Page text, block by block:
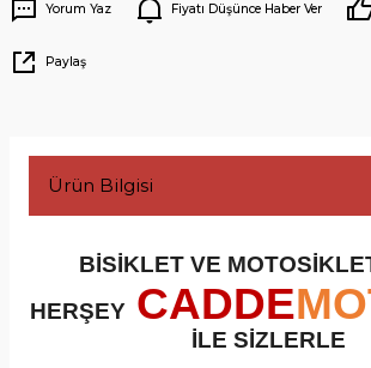
Yorum Yaz Fiyatı Düşünce Haber Ver
Paylaş
Ürün Bilgisi
BİSİKLET VE
HERŞEY CADDE
İLE SİZLERLE